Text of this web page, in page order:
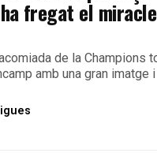
fregat el miracle
de la Champions
amb una gran imatge i